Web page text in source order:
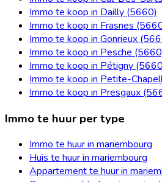
Immo te koop in Dailly (5660)
Immo te koop in Frasnes
Immo te koop in Gonrieux
Immo te koop in Pesche
Immo te koop in Pétigny
Immo te koop in Petite-
Immo te koop in Presgaux
Immo te huur per type
Immo te huur in mariembourg
Huis te huur in mariembourg
Appartement te huur in